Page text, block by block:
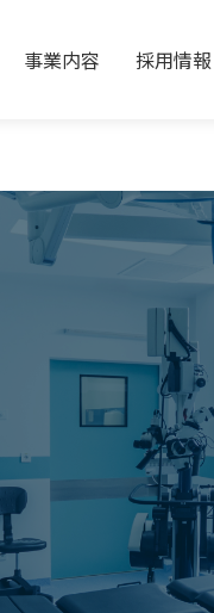
事業内容 採用情報